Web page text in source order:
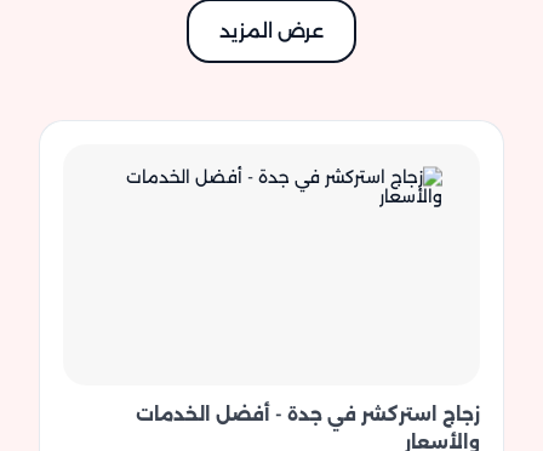
عرض المزيد
زجاج استركشر في جدة - أفضل الخدمات
والأسعار